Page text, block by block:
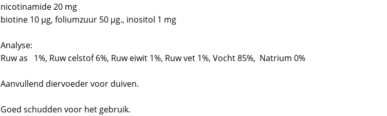
nicotinamide 20 mg
biotine 10 μg, foliumzuur 50 μg., inositol 1 mg
Analyse:
Ruw as 1%, Ruw celstof 6%, Ruw eiwit 1%, Ruw vet 1%, Vocht 85%, Natrium 0%
Aanvullend diervoeder voor duiven.
Goed schudden voor het gebruik.